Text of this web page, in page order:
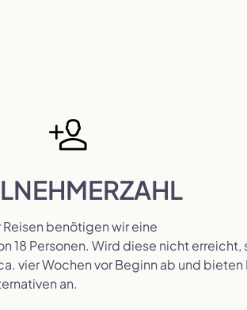
benötigen wir eine
18 Personen. Wird diese nicht erreicht,
vier Wochen vor Beginn ab und bieten
an.